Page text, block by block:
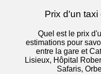
Prix d'un taxi
Quel est le prix
estimations pour
entre la gare et
Lisieux, Hôpital
Safaris,